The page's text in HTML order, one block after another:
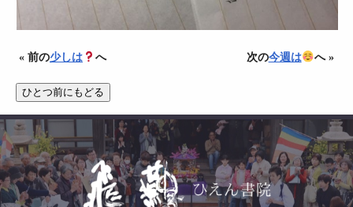
« 前の少しは へ 次の今週は へ »